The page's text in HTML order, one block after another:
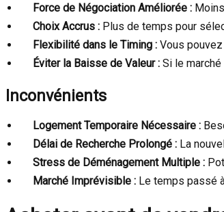
Force de Négociation Améliorée :
Choix Accrus : Plus de temps pour
Flexibilité dans le Timing : Vous
Éviter la Baisse de Valeur : Si le
Inconvénients
Logement Temporaire Nécessaire :
Délai de Recherche Prolongé : La
Stress de Déménagement Multiple :
Marché Imprévisible : Le temps passé